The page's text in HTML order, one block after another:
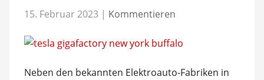
15. Februar 2023 | Kommentieren
Neben den bekannten Elektroauto-Fabriken in